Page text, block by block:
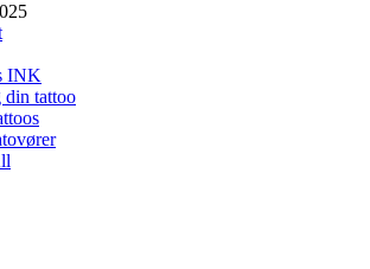
INK
din tattoo